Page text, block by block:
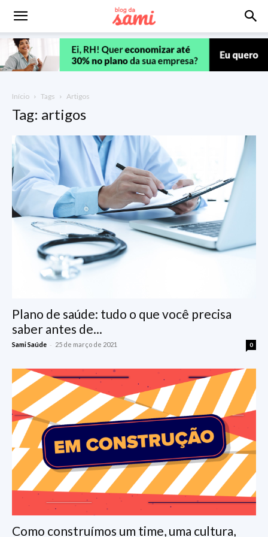
Início Tags Artigos
Tag: artigos
Plano de saúde: tudo o que você precisa
saber antes de...
Sami Saúde - 25 de março de 2021 0
Como construímos um time, uma cultura,